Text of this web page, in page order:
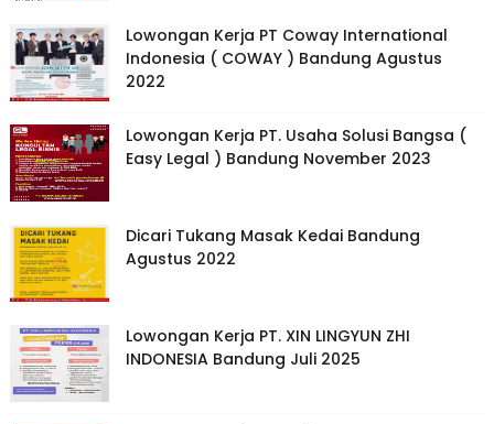
Lowongan Kerja PT Coway International
Indonesia ( COWAY ) Bandung Agustus
2022
Lowongan Kerja PT. Usaha Solusi Bangsa (
Easy Legal ) Bandung November 2023
Dicari Tukang Masak Kedai Bandung
Agustus 2022
Lowongan Kerja PT. XIN LINGYUN ZHI
INDONESIA Bandung Juli 2025